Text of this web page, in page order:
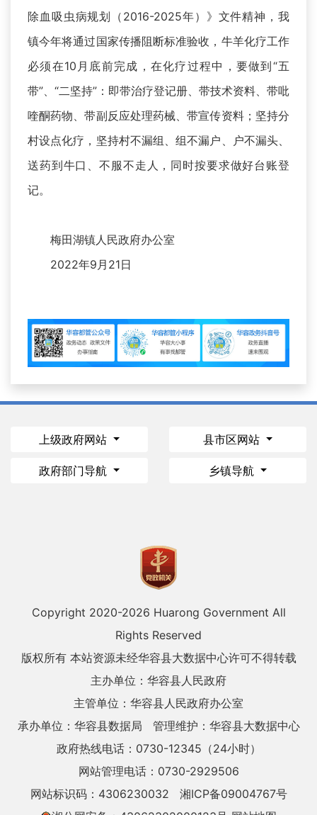
除血吸虫病规划（2016-2025年）》文件精神，我
镇今年将通过国家传播阻断标准验收，牛羊化疗工作
必须在10月底前完成，在化疗过程中，要做到“五
带”、“二坚持”：即带治疗登记册、带技术资料、带吡
喹酮药物、带副反应处理药械、带宣传资料；坚持分
村设点化疗，坚持村不漏组、组不漏户、户不漏头、
送药到牛口、不服不走人，同时按要求做好台账登
记。
梅田湖镇人民政府办公室
2022年9月21日
上级政府网站 县市区网站
政府部门导航 乡镇导航
Copyright 2020-2026 Huarong Government All
Rights Reserved
版权所有 本站资源未经华容县大数据中心许可不得转载
主办单位：华容县人民政府
主管单位：华容县人民政府办公室
承办单位：华容县数据局
管理维护：华容县大数据中心
政府热线电话：0730-12345（24小时）
网站管理电话：0730-2929506
网站标识码：4306230032
湘ICP备09004767号